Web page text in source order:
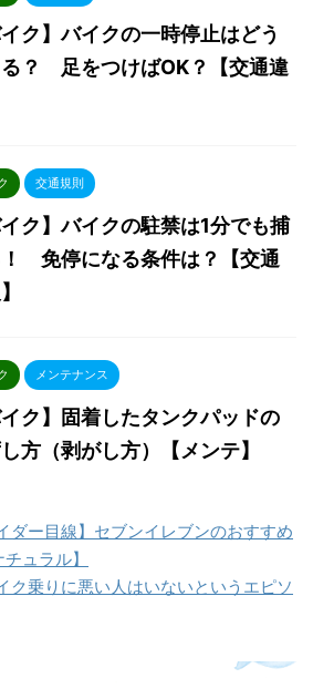
イク】バイクの一時停止はどう
？ 足をつけばOK？【交通違
交通規則
イク】バイクの駐禁は1分でも捕
！ 免停になる条件は？【交通
メンテナンス
イク】固着したタンクパッドの
方（剥がし方）【メンテ】
ダー目線】セブンイレブンのおすすめ
ュラル】
ク乗りに悪い人はいないというエピソ